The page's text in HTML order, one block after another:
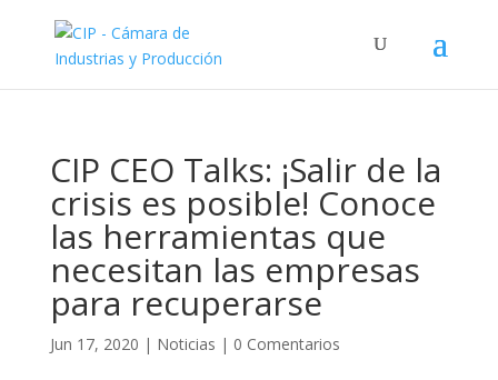
CIP CEO Talks: ¡Salir de la
crisis es posible! Conoce
las herramientas que
necesitan las empresas
para recuperarse
Jun 17, 2020 | Noticias | 0 Comentarios